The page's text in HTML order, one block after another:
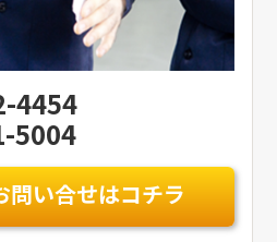
4454
5004
問い合せはコチラ